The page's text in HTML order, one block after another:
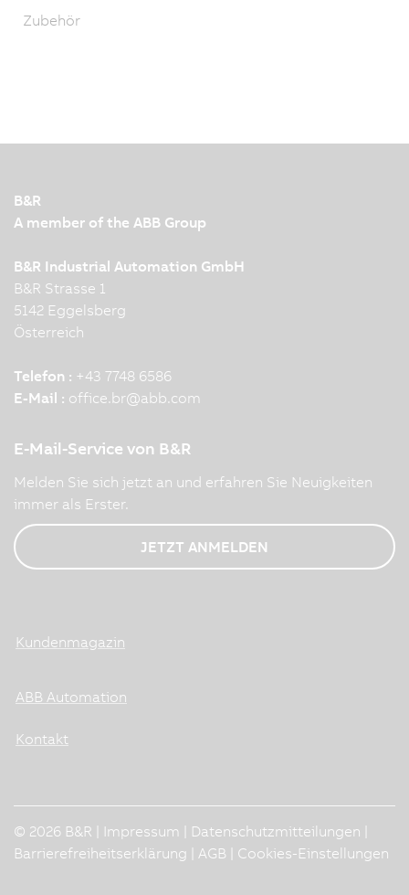
Zubehör
B&R
A member of the ABB Group
B&R Industrial Automation GmbH
B&R Strasse 1
5142 Eggelsberg
Österreich
Telefon : +43 7748 6586
E-Mail : office.br@abb.com
E-Mail-Service von B&R
Melden Sie sich jetzt an und erfahren Sie Neuigkeiten
immer als Erster.
JETZT ANMELDEN
Kundenmagazin
ABB Automation
Kontakt
© 2026 B&R | Impressum Datenschutzmitteilungen
Barrierefreiheitserklärung
AGB Cookies-Einstellungen